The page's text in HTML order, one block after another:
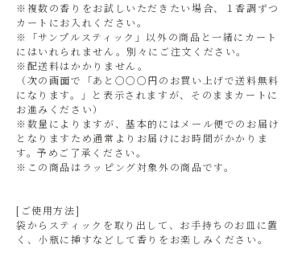
※複数の香りをお試しいただきたい場合、１香調ずつ
カートにお入れください。
※「サンプルスティック」以外の商品と一緒にカート
にはいれられません。別々にご注文ください。
※配送料はかかりません。
（次の画面で「あと○○○円のお買い上げで送料無料
になります。」と表示されますが、そのままカートに
お進みください）
※数量によりますが、基本的にはメール便でのお届け
となりますため通常よりお届けにお時間がかかりま
す。予めご了承ください。
※この商品はラッピング対象外の商品です。
[ご使用方法]
袋からスティックを取り出して、お手持ちのお皿に置
く、小瓶に挿すなどして香りをお楽しみください。